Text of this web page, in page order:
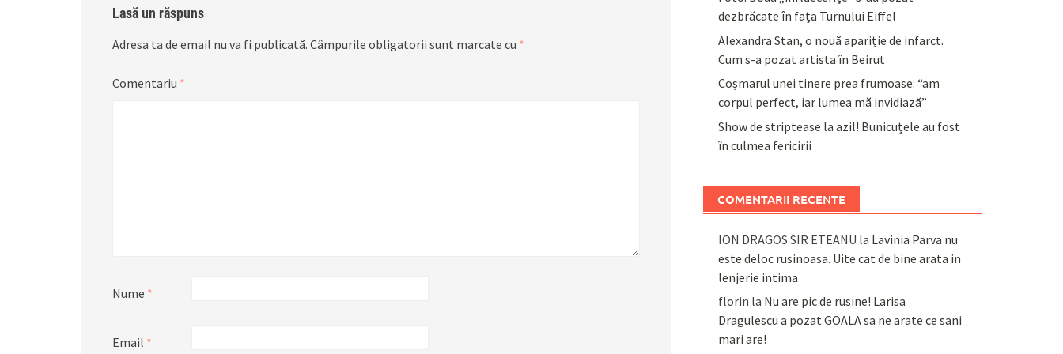
Lasă un răspuns
Adresa ta de email nu va fi publicată. Câmpurile obligatorii sunt marcate cu *
Comentariu *
Nume *
Email *
dezbrăcate în fața Turnului Eiffel
Alexandra Stan, o nouă apariție de infarct.
Cum s-a pozat artista în Beirut
Coșmarul unei tinere prea frumoase: “am
corpul perfect, iar lumea mă invidiază”
Show de striptease la azil! Bunicuțele au fost
în culmea fericirii
COMENTARII RECENTE
ION DRAGOS SIR ETEANU la Lavinia Parva nu
este deloc rusinoasa. Uite cat de bine arata in
lenjerie intima
florin la Nu are pic de rusine! Larisa
Dragulescu a pozat GOALA sa ne arate ce sani
mari are!